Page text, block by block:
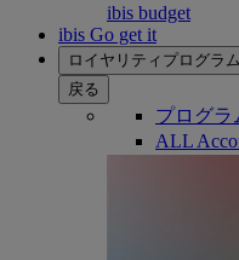
ibis budget
ibis Go get it
ロイヤリティプログラム
戻る
プログラ
ALL